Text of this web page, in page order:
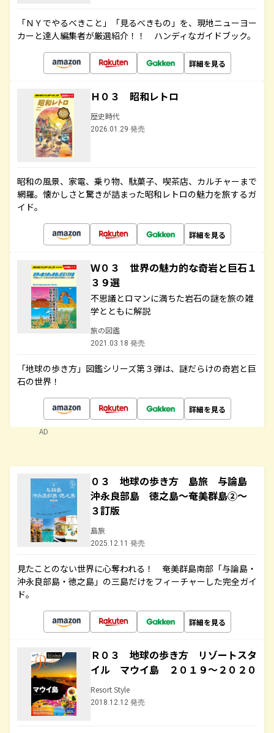
「ＮＹでやるべきこと」「見るべきもの」を、現地ニューヨー
カーと達人編集者が厳選紹介！！ ハンディなガイドブック。
詳細を見る
Ｈ０３ 昭和レトロ
歴史時代
2026.01.29 発売
昭和の風景、家電、乗り物、駄菓子、喫茶店、カルチャーまで
網羅。懐かしさと驚きが詰まった昭和レトロの魅力を旅するガ
イド。
詳細を見る
Ｗ０３ 世界の魅力的な奇岩と巨石１
３９選
不思議とロマンに満ちた岩石の謎を旅の雑
学とともに解説
旅の図鑑
2021.03.18 発売
「地球の歩き方」図鑑シリーズ第３弾は、謎だらけの奇岩と巨
石の世界！
詳細を見る
AD
０３ 地球の歩き方 島旅 与論島
沖永良部島 徳之島～奄美群島②～
３訂版
島旅
2025.12.11 発売
見たことのない世界に心奪われる！ 奄美群島南部「与論島・
沖永良部島・徳之島」の三島だけをフィーチャーした完全ガイ
ド。
詳細を見る
Ｒ０３ 地球の歩き方 リゾートスタ
イル マウイ島 ２０１９～２０２０
Resort Style
2018.12.12 発売